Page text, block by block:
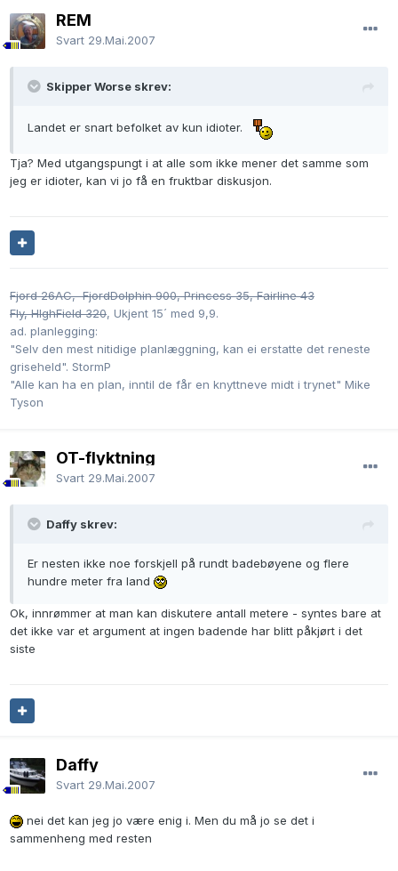
REM
Svart 29.Mai.2007
Skipper Worse skrev:
Landet er snart befolket av kun idioter.
Tja? Med utgangspungt i at alle som ikke mener det samme som
jeg er idioter, kan vi jo få en fruktbar diskusjon.
Fjord 26AC, FjordDolphin 900, Princess 35,Fairline 43
Fly, HIghField 320, Ukjent 15´ med 9,9.
ad. planlegging:
"Selv den mest nitidige planlæggning, kan ei erstatte det reneste
griseheld". StormP
"Alle kan ha en plan, inntil de får en knyttneve midt i trynet" Mike
Tyson
OT-flyktning
Svart 29.Mai.2007
Daffy skrev:
Er nesten ikke noe forskjell på rundt badebøyene og flere
hundre meter fra land
Ok, innrømmer at man kan diskutere antall metere - syntes bare at
det ikke var et argument at ingen badende har blitt påkjørt i det
siste
Daffy
Svart 29.Mai.2007
nei det kan jeg jo være enig i. Men du må jo se det i
sammenheng med resten